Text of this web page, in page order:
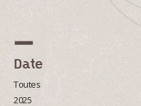
Date
Toutes
2025